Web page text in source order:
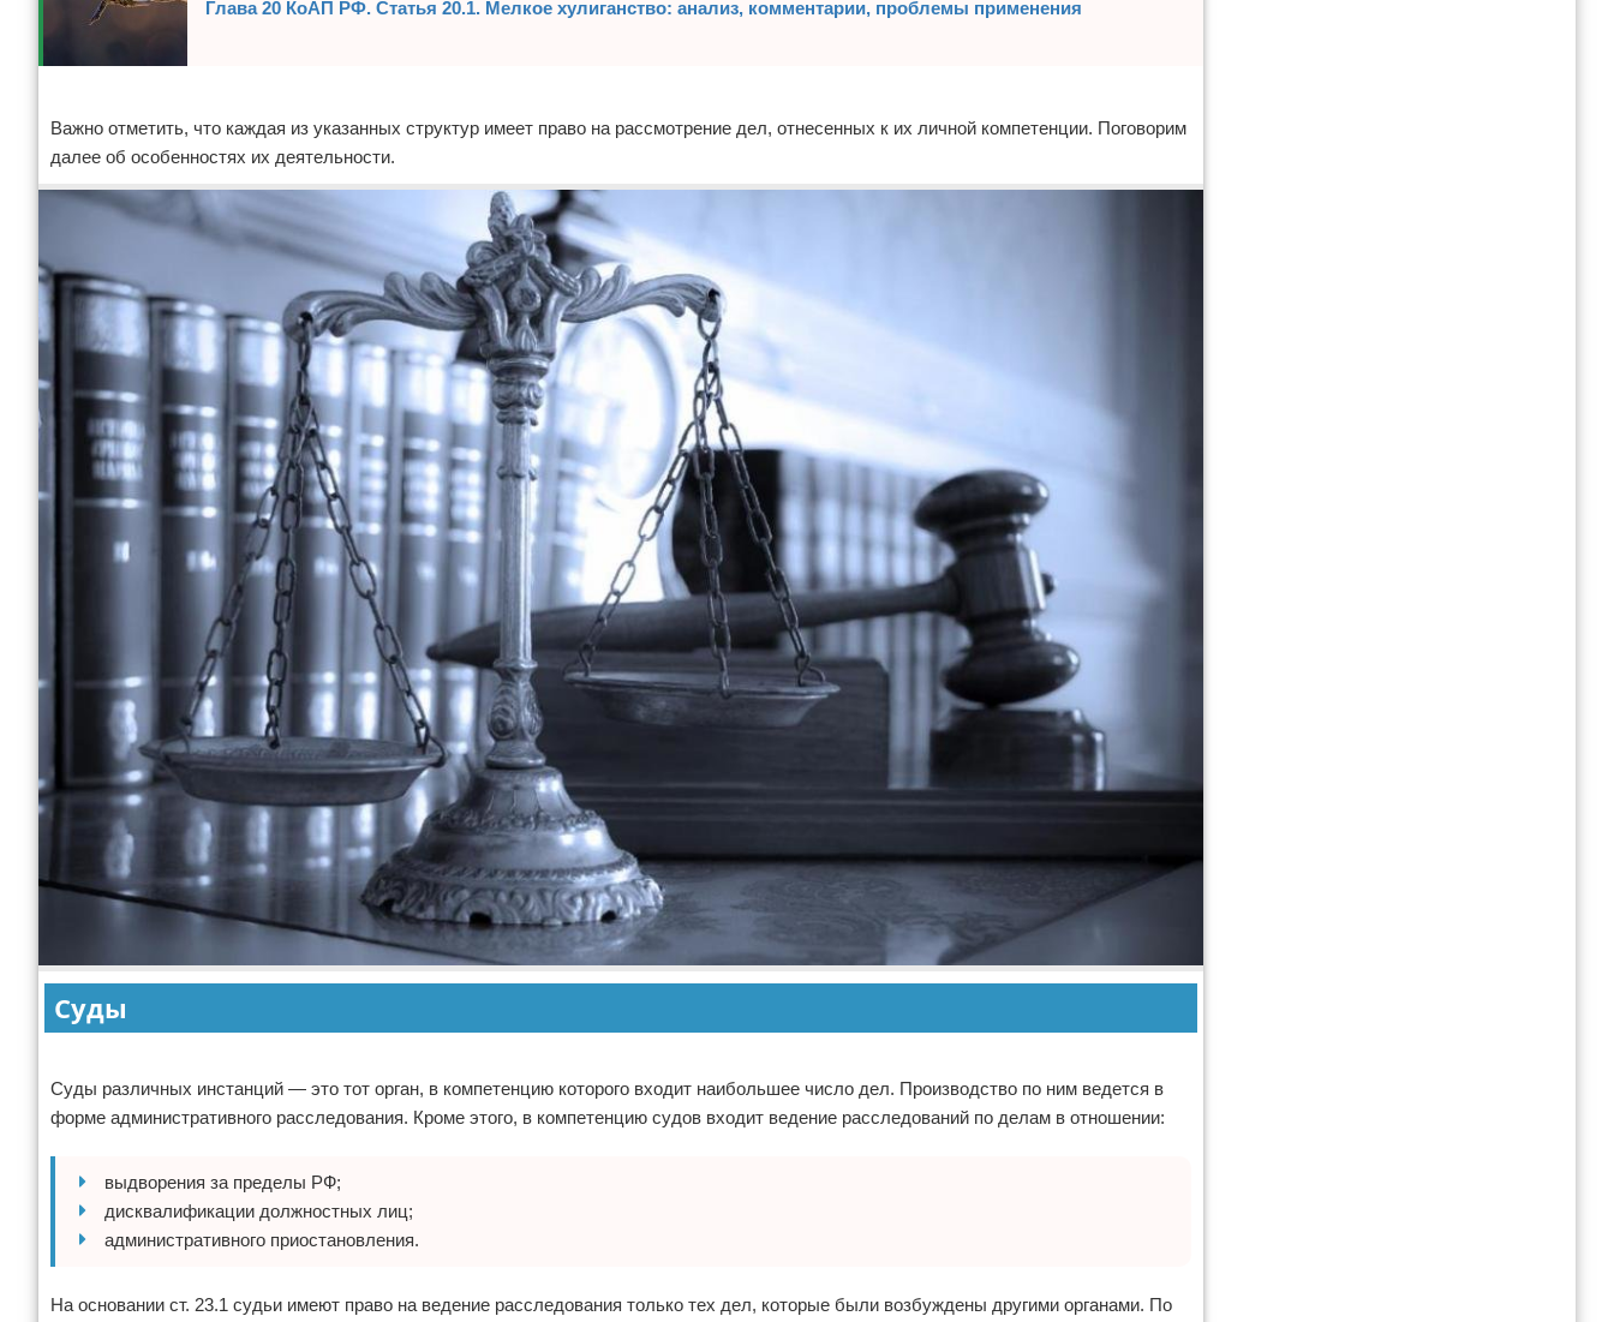
Глава 20 КоАП РФ. Статья 20.1. Мелкое хулиганство: анализ, комментарии, проблемы применения
Важно отметить, что каждая из указанных структур имеет право на рассмотрение дел, отнесенных к их личной компетенции. Поговорим
далее об особенностях их деятельности.
Суды
Суды различных инстанций — это тот орган, в компетенцию которого входит наибольшее число дел. Производство по ним ведется в
форме административного расследования. Кроме этого, в компетенцию судов входит ведение расследований по делам в отношении:
выдворения за пределы РФ;
дисквалификации должностных лиц;
административного приостановления.
На основании ст. 23.1 судьи имеют право на ведение расследования только тех дел, которые были возбуждены другими органами. По